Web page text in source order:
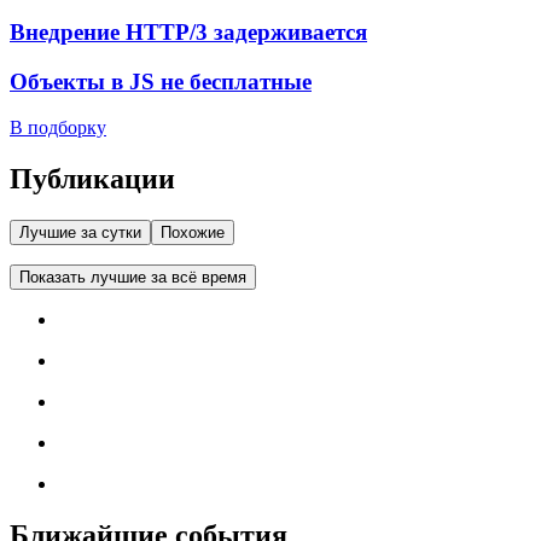
Внедрение HTTP/3 задерживается
Объекты в JS не бесплатные
В подборку
Публикации
Лучшие за сутки Похожие
Показать лучшие за всё время